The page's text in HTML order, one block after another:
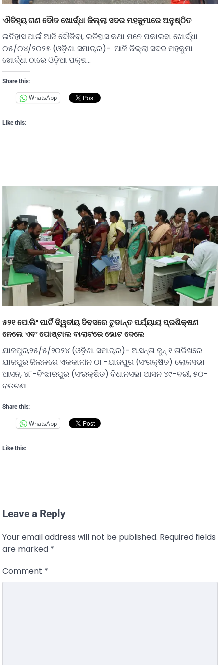
ଐତିହ୍ୟ ଗଣ ଦୌଡ ଖୋର୍ଦ୍ଧା ଜିଲ୍ଲା ସଦର ମହକୁମାରେ ଅନୁଷ୍ଠିତ
ଇତିହାସ ପାଇଁ ଆଜି ଦୌଡିବା, ଇତିହାସ କଥା ମନେ ପକାଇବା ଖୋର୍ଦ୍ଧା
୦୫/୦୪/୨୦୨୫ (ଓଡ଼ିଶା ସମାଚାର)- ଆଜି ଜିଲ୍ଲା ସଦର ମହକୁମା
ଖୋର୍ଦ୍ଧା ଠାରେ ଓଡ଼ିଆ ପକ୍ଷ…
Share this:
WhatsApp
Like this:
୫୨୧ ପୋଲିଂ ପାର୍ଟି ଦି୍ୱତୀୟ ଦିବସରେ ଚୁଡାନ୍ତ ପର୍ଯ୍ୟାୟ ପ୍ରଶିକ୍ଷଣ
ନେଲେ ଏବଂ ପୋଷ୍ଟାଲ ବାଲାଟରେ ଭୋଟ ଦେଲେ
ଯାଜପୁର,୨୫/୫/୨୦୨୪ (ଓଡ଼ିଶା ସମାଚାର)- ଆସନ୍ତା ଜୁନ୍ ୧ ତାରିଖରେ
ଯାଜପୁର ଜିଲଳରେ ଏକକାଳୀନ ୦୮-ଯାଜପୁର (ସଂରକ୍ଷିତ) ଲୋକସଭା
ଆସନ, ୪୮-ବିଂଝାରପୁର (ସଂରକ୍ଷିତ) ବିଧାନସଭା ଆସନ ୪୯-ବରୀ, ୫୦-
ବଡଚଣା…
Share this:
WhatsApp
Like this:
Leave a Reply
Your email address will not be published. Required fields
are marked *
Comment *